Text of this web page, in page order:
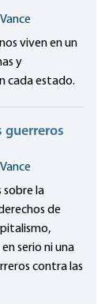
viven en un
y
cada estado.
guerreros
sobre la
de
serio ni una
contra las